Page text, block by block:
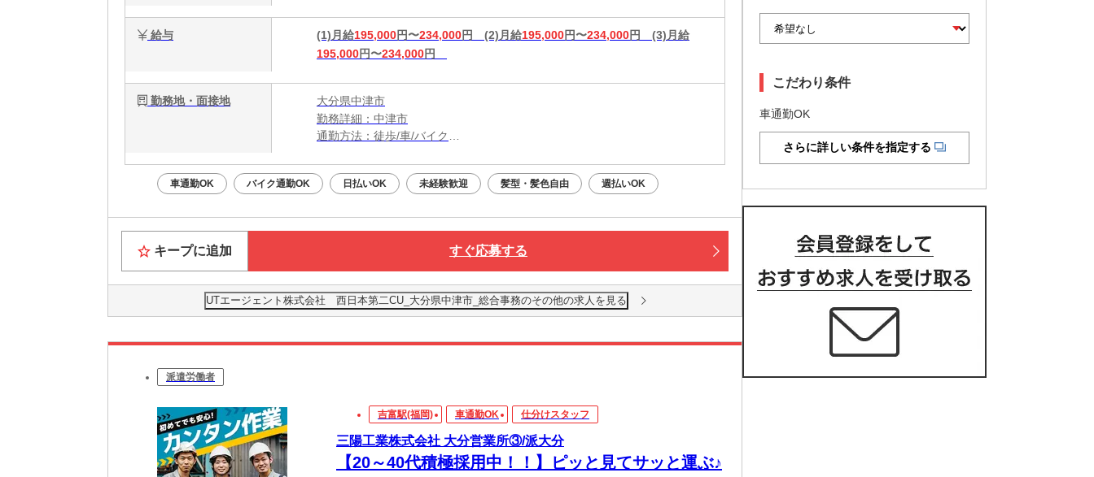
給与 (1)月給195,000円〜234,000円 (2)月給195,000円〜234,000円
(3)月給
195,000円〜234,000円
勤務地・面接地
大分県中津市
勤務詳細：中津市
通勤方法：徒歩/車/バイク
車通勤OK バイク通勤OK 日払いOK 未経験歓迎 髪型・髪色自由 週払いOK
キープに追加 すぐ応募する
UTエージェント株式会社 西日本第二CU_大分県中津市_総合事務のその他の求人を見る
派遣労働者
吉富駅(福岡) 車通勤OK 仕分けスタッフ
三陽工業株式会社 大分営業所③/派大分
【20～40代積極採用中！！】ピッと見てサッと運ぶ♪
こだわり条件
車通勤OK
さらに詳しい条件を指定する